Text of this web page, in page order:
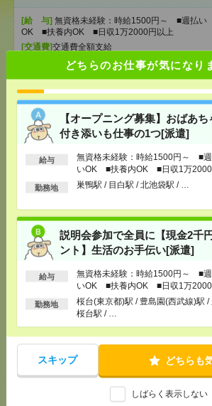
どちらのお仕事が気になり
【オープニング募集】おばあ
付き添いも仕事の1つ[派遣]
給与
無資格未経験：時給1500円～ ■
いOK ■扶養内OK ■日収1万
以上
勤務地 巣鴨駅 / 目白駅 / 北池袋駅 / …
説明会参加で全員に【現金2千
ント】生活のお手伝い[派遣]
給与
無資格未経験：時給1500円～ ■
いOK ■扶養内OK ■日収1万
以上
勤務地
桜台(東京都)駅 / 豊島園(西武線)駅 /
桜台駅 / …
スキップ どちらも
しばらく表示しない
[給 与] 無資格未経験：時給1500円～ ■週払い
OK ■扶養内OK ■日収1万2000円以上
[交通費]交通費全額支給
巣鴨駅/ 目白駅 /北池袋駅/…
説明会参加で全員に【現金2千円相当
活のお手伝い[派遣]
[給 与]無資格未経験：時給1500円～ ■週払い
[交通費]交通費全額支給
桜台(東京都)駅/ 豊島園(西武線)駅
/…
＃1日4時間～OK＃未経験歓迎！＃日
会場でイスや机の運搬のお仕事[アル
日給：10000円～ 半日：5000円～ ■
払いOK！
[勤務地]秋葉原駅/神保町駅 麹町駅 /…
時給2000円！基本定時終業＊11月ま
業＊契約書類の整理など[派遣]
時給2000円＋交 ■給与の前払いが可能な